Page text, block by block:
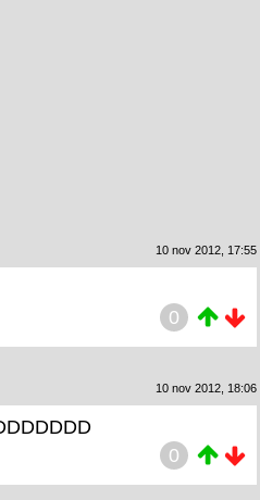
10 nov 2012, 17:55
0
10 nov 2012, 18:06
0